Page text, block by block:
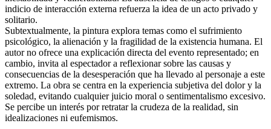
indicio de interacción externa refuerza la idea de un acto privado y
solitario.
Subtextualmente, la pintura explora temas como el sufrimiento
psicológico, la alienación y la fragilidad de la existencia humana. El
autor no ofrece una explicación directa del evento representado; en
cambio, invita al espectador a reflexionar sobre las causas y
consecuencias de la desesperación que ha llevado al personaje a este
extremo. La obra se centra en la experiencia subjetiva del dolor y la
soledad, evitando cualquier juicio moral o sentimentalismo excesivo.
Se percibe un interés por retratar la crudeza de la realidad, sin
idealizaciones ni eufemismos.